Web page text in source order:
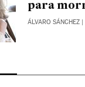
para
ÁLVARO SÁNCHEZ